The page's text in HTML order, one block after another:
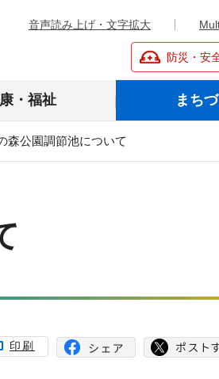
音声読み上げ・文字拡大
防災・安
・福祉 まち
森公園調節池について
印刷